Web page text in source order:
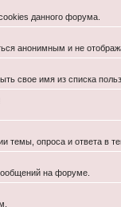
данного форума.
анонимным и не
свое имя из списка
темы, опроса и ответа в
на форуме.